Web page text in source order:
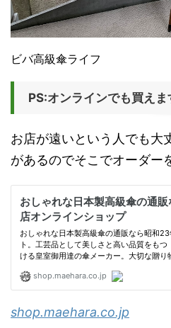
ビバ高級傘ライフ
PS:オンラインでも買えま
お店が遠いという人でも大
があるのでそこでオーダー
shop.maehara.co.jp